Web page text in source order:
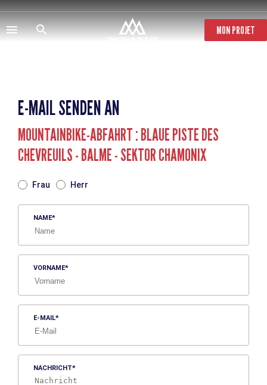
Direkt
zum
Inhalt
MON PROJET
E-MAIL SENDEN AN
MOUNTAINBIKE-ABFAHRT : BLAUE PISTE DES
CHEVREUILS - BALME - SEKTOR CHAMONIX
Frau Herr
NAME
VORNAME
E-MAIL
NACHRICHT